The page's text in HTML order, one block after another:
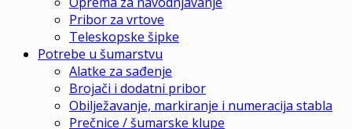
Pribor za vrtove
Teleskopske šipke
Potrebe u šumarstvu
Alatke za sađenje
Brojači i dodatni pribor
Obilježavanje, markiranje i numeracija stabla
Prečnice / šumarske klupe